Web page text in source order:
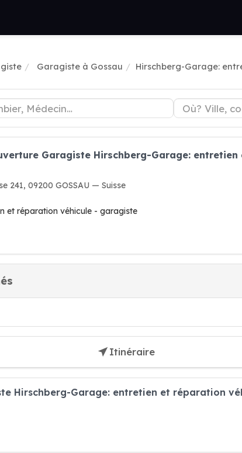
Garagiste à Gossau Hirschberg-Garage:
Garagiste Hirschberg-Garage:
241, 09200 GOSSAU — Suisse
et réparation véhicule - garagiste
Itinéraire
Hirschberg-Garage: entretien et réparation